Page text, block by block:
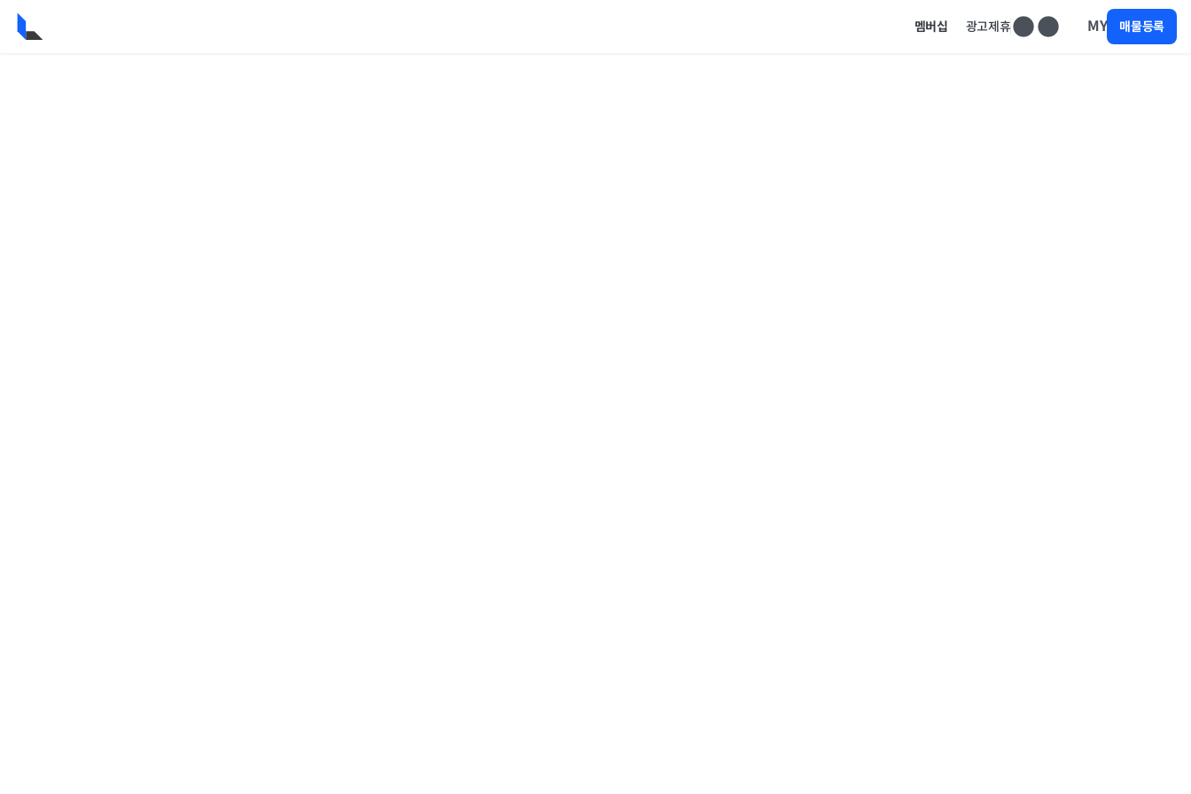
멤버십 광고제휴 MY 매물등록